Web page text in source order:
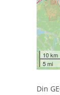
10 km
5 mi
Din